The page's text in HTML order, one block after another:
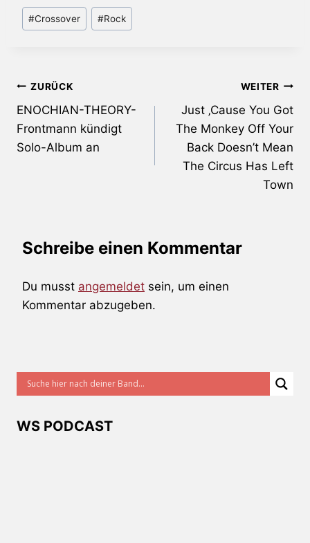
Schlagworte:
#Crossover #Rock
Beitragsnavigation
ZURÜCK
ENOCHIAN-THEORY-
Frontmann kündigt
Solo-Album an
WEITER
Just ‚Cause You Got
The Monkey Off Your
Back Doesn’t Mean
The Circus Has Left
Town
Schreibe einen Kommentar
Du musst angemeldet sein, um einen
Kommentar abzugeben.
WS PODCAST